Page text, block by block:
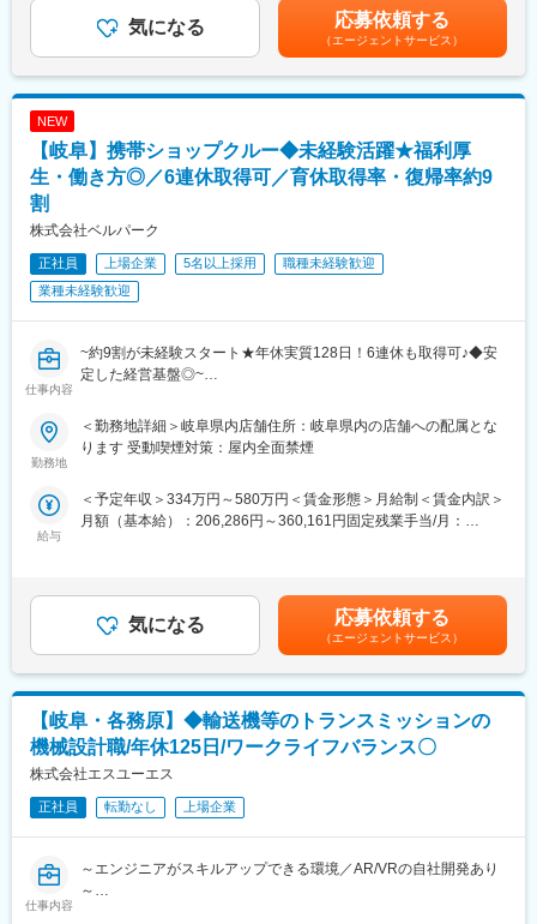
座学も含めた研修とOJT期間（約３か月）を用意、その後も入社6
か月で基礎研修、1年半で中堅研修、3～5年で管理職研修等手厚
く研修をご用意しています。
・入社後研修詳細
期間：4泊5日
ビジネスマナーといった社会人の基礎から、「警備業法」で定め
られた教育、基本動作や救急法等、それぞれの業務に必要な知識
や技能を学び、セキュリティのプロフェッショナルとしての基本
勤務例：
月：日勤、火：日勤、水：日勤、木：休、金：夜勤、土：夜勤明
※原則夜勤は連続2日まで
・シフト管理
・売上管理
・商品管理
・販売促進
・広告宣伝の企画立案
■配属先の編成：
★20代・30代中心に活躍中！
若手を中心に、男女ともにバランス良く活躍しています。
ことだらけで当然」というスタンスでフォローしているので、新
しい方もなじみやすいはず！
■仕事の魅力：
★店舗ごとに裁量があり、店長の判断で店舗運営を行えるのが特
徴です。例えば催事やショッピングモールのイベントに参加して
のも店長の発案によるもの。自分のアイディアが売上につながり
ます。
給与例：
店舗責任者：年収550万円／マネージャー：年収700万円／課長：
＜ 社員の年収例 ＞
年収643万円（月給41万円＋賞与2回／29歳 店長職 経験2年）
年収678万円（月給44万円＋賞与2回／31歳 店長職 経験3年）
月給にプラスして手当が支給。
・エグゼクティブショップディレクター：8万円
・ショップエキスパート・ショップディレクター：6万円
ります。合格率約88%！
★働き方◎
・有給・連休取得を推進！月に最低1日の有給取得推進
・ショップ勤務者 4連休超取得率：86.8％
す。賞与：年2回（6・12月）・昇給：年1回賞与とは別にインセ
ンティブや特別賞与も支給実績あり（2025年は30万円の追加支給
を実施）賃金はあくまでも目安の金額であり、選考を通じて上下
する可能性があります。月給(月額)は固定手当を含めた表記です。
気になる 応募依頼する
（エージェントサービス）
NEW
【岐阜】携帯ショップクルー◆未経験活躍★福利厚
生・働き方◎／6連休取得可／育休取得率・復帰率約9
割
株式会社ベルパーク
正社員 上場企業 5名以上採用
職種未経験歓迎
業種未経験歓迎
仕事内容
~約9割が未経験スタート★年休実質128日！6連休も取得可♪◆安
定した経営基盤◎~
■職務内容
当社直営のソフトバンクショップで、お客様の受付対応、携帯電
※チームでコミュニケーションを取りながら仕事に取り組んで頂き
ます。
◇店頭ディスプレイづくり
◇店内イベントの企画・実施など
■研修体制充実♪
・約9割が未経験スタート★
教える立場の先輩社員の7割が未経験スタートなので、入社時の不
安な気持ちはよく理解できます。
あなたが安心できるようしっかりとフォローします！同期入社の
仲間はもちろん、先輩ともいい関係を築いていけるのがベルパー
クの魅力のひとつ。
・研修体制も充実！研修部が主催するコンプライアンス研修、業
務知識習得研修のほか、店舗配属後もスキルアップ・レベルアッ
勤務地
＜勤務地詳細＞岐阜県内店舗住所：岐阜県内の店舗への配属とな
ります 受動喫煙対策：屋内全面禁煙
給与
＜予定年収＞334万円～580万円＜賃金形態＞月給制＜賃金内訳＞
月額（基本給）：206,286円～360,161円固定残業手当/月：
トバンク認定資格を取得すると資格手当が追加支給されます。※上
記月収・年収はみなし残業手当含む加えた金額です。賞与：年2回
（6・12月）・昇給：年1回賞与とは別にインセンティブや特別賞
与も支給実績あり（2025年は30万円の追加支給を実施） 賃金は
あくまでも目安の金額であり、選考を通じて上下する可能性があ
ります。月給(月額)は固定手当を含めた表記です。
気になる 応募依頼する
（エージェントサービス）
【岐阜・各務原】◆輸送機等のトランスミッションの
機械設計職/年休125日/ワークライフバランス〇
株式会社エスユーエス
正社員 転勤なし 上場企業
仕事内容
～エンジニアがスキルアップできる環境／AR/VRの自社開発あり
～